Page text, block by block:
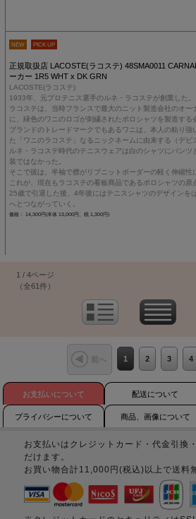
NEW PICK UP
正規取扱店 LACOSTE(ラコステ) 48SMA0011
ーカー 1R5 WHT x DK GRN
LACOSTE(ラコステ)
1933年、元プロテニス選手のルネ・ラコステが創業した。
ラコステは、当時フランスで最大のニット製造会社のオ
に、緑色のワニのロゴが刺繍されたポロシャツを製造する
ブランドのトレードマークでもあるワニは、本人の粘り強
た「ワニのラコステ」なるニックネームに由来する（デビ
ルネ・ラコステ時代のテニスウェアは白のシャツにパン
装ではなかった。
そこで彼は、半袖で襟がリブニットボーダーの軽く伸縮性
これが、現在もラコステの看板商品であるポロシャツの原
25歳で引退した後、4年後にはテニスシャツのデザインを
へとつながっていく。
価格： 14,300円(本体 13,000円、税 1,300円)
1 / 4ページ
（全61件）
前へ 1 2 3 4
お支払いについて 配送について
プライバシーについて 商品、画像について
お支払いはクレジットカード・代金引換
だけます。
お買い物合計11,000円(税込)以上で送料